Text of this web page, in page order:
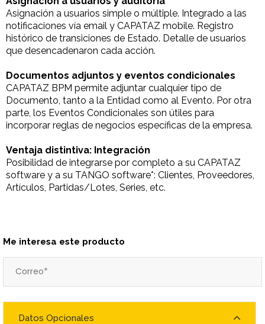
Asignación a usuarios simple o múltiple. Integrado a las
notificaciones vía email y CAPATAZ mobile. Registro
histórico de transiciones de Estado. Detalle de usuarios
que desencadenaron cada acción.
Documentos adjuntos y eventos condicionales
CAPATAZ BPM permite adjuntar cualquier tipo de
Documento, tanto a la Entidad como al Evento. Por otra
parte, los Eventos Condicionales son útiles para
incorporar reglas de negocios específicas de la empresa.
Ventaja distintiva: Integración
Posibilidad de integrarse por completo a su CAPATAZ
software y a su TANGO software*: Clientes, Proveedores,
Artículos, Partidas/Lotes, Series, etc.
Me interesa este producto
Datos Opcionales